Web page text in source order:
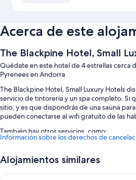
Acerca de este
The Blackpine Hotel, Small
Quédate en este hotel de 4 estrellas cerca
Pyrenees en Andorra
The Blackpine Hotel, Small Luxury Hotels
servicio de tintorería y un spa completo. Si
sitio, y es que dispondrás de una sauna
pueden conectarse al wifi gratuito de las
También hay otros servicios, como:
y consigna de equipaje
Información sobre los derechos de
Alojamientos similares